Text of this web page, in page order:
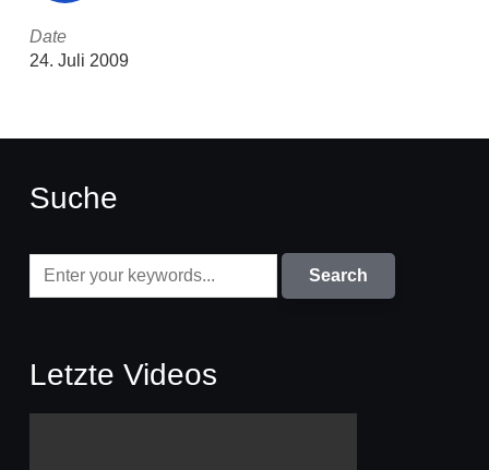
Date
24. Juli 2009
Suche
Letzte Videos